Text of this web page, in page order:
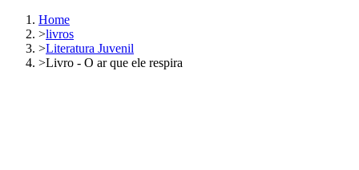
Home
>livros
>Literatura Juvenil
>Livro - O ar que ele respira